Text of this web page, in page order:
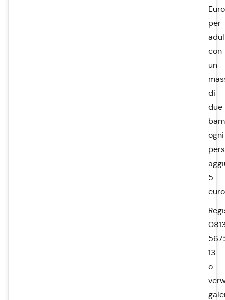
Euro
per
con
un
di
due
ogni
5
euro
13
o